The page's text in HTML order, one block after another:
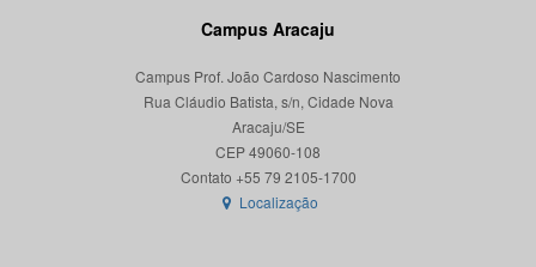
Campus Aracaju
Campus Prof. João Cardoso Nascimento
Rua Cláudio Batista, s/n, Cidade Nova
Aracaju/SE
CEP 49060-108
Localização